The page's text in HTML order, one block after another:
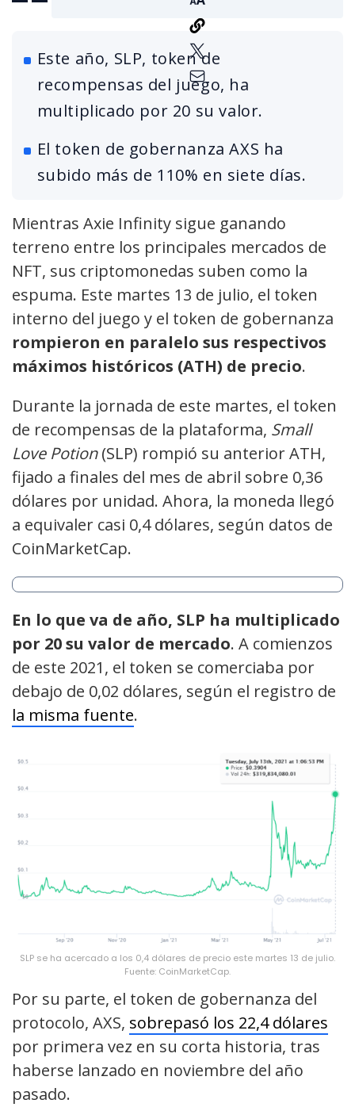
Este año, SLP, token de
recompensas del juego, ha
multiplicado por 20 su valor.
El token de gobernanza AXS ha
subido más de 110% en siete días.
Mientras Axie Infinity sigue ganando
terreno entre los principales mercados de
NFT, sus criptomonedas suben como la
espuma. Este martes 13 de julio, el token
interno del juego y el token de gobernanza
rompieron en paralelo sus respectivos
máximos históricos (ATH) de precio.
Durante la jornada de este martes, el token
de recompensas de la plataforma, Small
Love Potion(SLP) rompió su anterior ATH,
fijado a finales del mes de abril sobre 0,36
dólares por unidad. Ahora, la moneda llegó
a equivaler casi 0,4 dólares, según datos de
CoinMarketCap.
En lo que va de año, SLP ha multiplicado
por 20 su valor de mercado. A comienzos
de este 2021, el token se comerciaba por
debajo de 0,02 dólares, según el registro de
la misma fuente.
SLP se ha acercado a los 0,4 dólares de precio este martes 13 de julio.
Fuente: CoinMarketCap.
Por su parte, el token de gobernanza del
protocolo, AXS, sobrepasó los 22,4 dólares
por primera vez en su corta historia, tras
haberse lanzado en noviembre del año
pasado.